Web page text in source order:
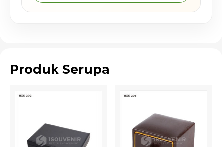
Produk Serupa